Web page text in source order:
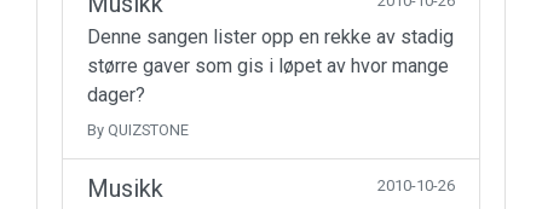
Denne sangen lister opp en rekke av stadig
større gaver som gis i løpet av hvor mange
dager?
By QUIZSTONE
Musikk 2010-10-26